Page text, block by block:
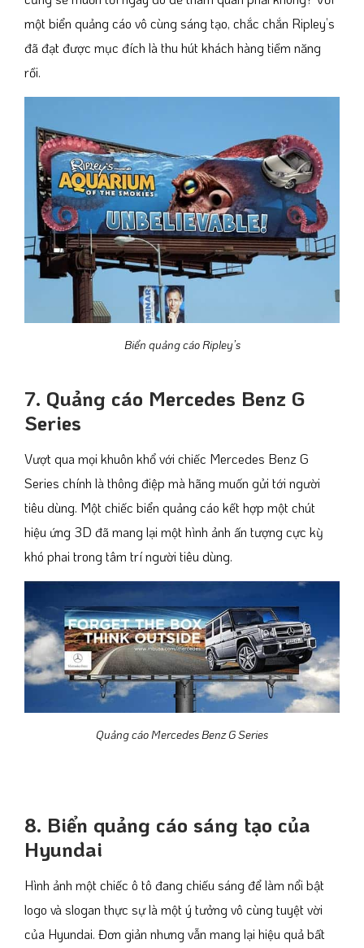
một biển quảng cáo vô cùng sáng tạo, chắc chắn Ripley’s
đã đạt được mục đích là thu hút khách hàng tiềm năng
rồi.
Biển quảng cáo Ripley’s
7. Quảng cáo Mercedes Benz G
Series
Vượt qua mọi khuôn khổ với chiếc Mercedes Benz G
Series chính là thông điệp mà hãng muốn gửi tới người
tiêu dùng. Một chiếc biển quảng cáo kết hợp một chút
hiệu ứng 3D đã mang lại một hình ảnh ấn tượng cực kỳ
khó phai trong tâm trí người tiêu dùng.
Quảng cáo Mercedes Benz G Series
8. Biển quảng cáo sáng tạo của
Hyundai
Hình ảnh một chiếc ô tô đang chiếu sáng để làm nổi bật
logo và slogan thực sự là một ý tưởng vô cùng tuyệt vời
của Hyundai. Đơn giản nhưng vẫn mang lại hiệu quả bất